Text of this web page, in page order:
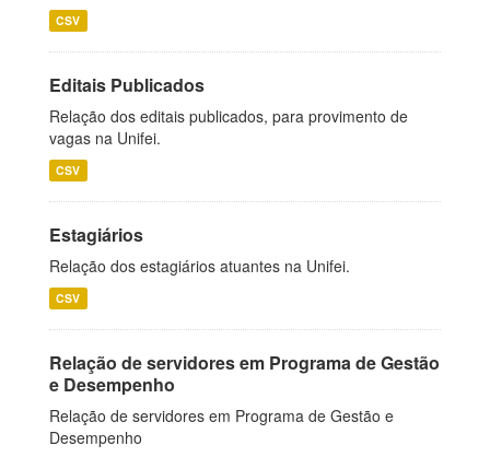
CSV
Editais Publicados
Relação dos editais publicados, para provimento de
vagas na Unifei.
CSV
Estagiários
Relação dos estagiários atuantes na Unifei.
CSV
Relação de servidores em Programa de Gestão
e Desempenho
Relação de servidores em Programa de Gestão e
Desempenho